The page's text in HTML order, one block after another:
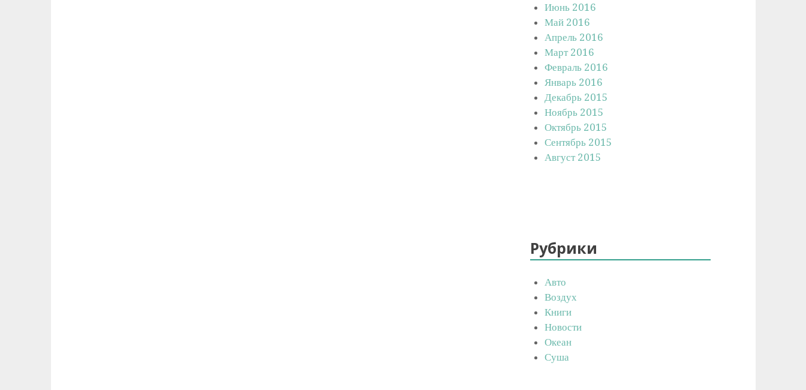
Июнь 2016
Май 2016
Апрель 2016
Март 2016
Февраль 2016
Январь 2016
Декабрь 2015
Ноябрь 2015
Октябрь 2015
Сентябрь 2015
Август 2015
Рубрики
Авто
Воздух
Книги
Новости
Океан
Суша